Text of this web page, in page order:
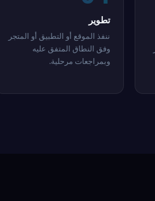
تطوير
ننفذ الموقع أو التطبيق أو المتجر
وفق النطاق المتفق عليه
وبمراجعات مرحلية.